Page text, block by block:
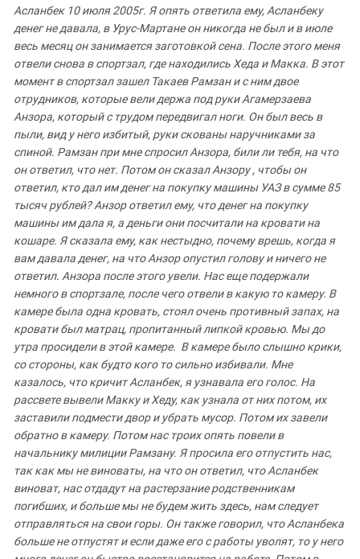
Асланбек10июля2005г. Я опять ответила ему, Асланбеку
денег не давала, в Урус-Мартане он никогда не был и в июле
весь месяц он занимается заготовкой сена. После этого меня
отвели снова в спортзал, где находились Хеда и Макка. В этот
момент в спортзал зашел Такаев Рамзан и с ним двое
отрудников, которые вели держа под руки Агамерзаева
Анзора, который с трудом передвигал ноги. Онбыл весь в
пыли, вид у него избитый, руки скованы наручниками за
спиной. Рамзан при мне спросил Анзора, били ли тебя, на что
он ответил, что нет. Потом он сказал Анзору, чтобы он
ответил, кто дал им денег на покупку машины УАЗ в сумме85
тысяч рублей?Анзор ответил ему, что денег на покупку
машины им дала я, а деньги онипосчитали на кровати на
кошаре. Я сказала ему, как нестыдно, почемуврешь, когда я
вам давала денег, на что Анзор опустил голову иничего не
ответил. Анзора после этого увели. Нас еще подержали
немного в спортзале, после чего отвели в какую то камеру. В
камеребыла одна кровать, стоял очень противный запах, на
кровати былматрац, пропитанный липкой кровью. Мы до
утра просидели в этойкамере. В камере было слышно крики,
со стороны, как будто кого то сильно избивали. Мне
казалось, что кричит Асланбек, я узнавала его голос. На
рассвете вывели Макку и Хеду, как узнала от них потом, их
заставили подмести двор и убрать мусор. Потом их завели
обратно в камеру. Потом нас троих опять повели в
начальнику милицииРамзану. Я просила его отпустить нас,
так как мы не виноваты, на что он ответил, что Асланбек
виноват, нас отдадут на растерзание родственникам
погибших, и больше мы не будем жить здесь, нам следует
отправляться на свои горы. Он также говорил, что Асланбека
больше не отпустят и если даже его с работы уволят, то у него